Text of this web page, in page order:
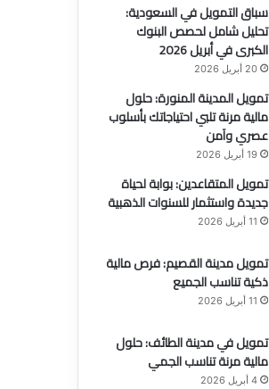
سباق التمويل في السعودية:
تحليل شامل لحصص البنوك
الكبرى في أبريل 2026
20 أبريل 2026
تمويل المدينة المنورة: حلول
مالية مرنة تلبي احتياجاتك بأسلوب
عصري وآمن
19 أبريل 2026
تمويل المتقاعدين: بوابة لحياة
جديدة واستثمار للسنوات الذهبية
11 أبريل 2026
تمويل مدينة القصيم: فرص مالية
ذكية تناسب الجميع
11 أبريل 2026
تمويل في مدينة الطائف: حلول
مالية مرنة تناسب الجمي
4 أبريل 2026